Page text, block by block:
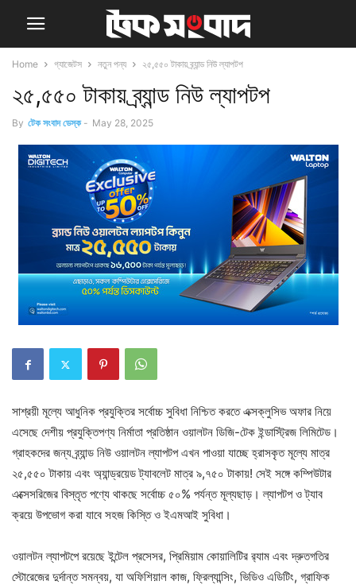
Home গ্যাজেটস নতুন পন্য ২৫,৫৫০ টাকায় ব্র্যান্ড নিউ ল্যাপটপ
২৫,৫৫০ টাকায় ব্র্যান্ড নিউ ল্যাপটপ
By টেক সংবাদ ডেস্ক - May 28, 2025
সাশ্রয়ী মূল্যে আধুনিক প্রযুক্তির সর্বোচ্চ সুবিধা নিশ্চিত করতে এক্সক্লুসিভ অফার নিয়ে
এসেছে দেশীয় প্রযুক্তিপণ্য নির্মাতা প্রতিষ্ঠান ওয়ালটন ডিজি-টেক ইন্ডাস্ট্রিজ লিমিটেড।
গ্রাহকদের জন্য ব্র্যান্ড নিউ ওয়ালটন ল্যাপটপ এখন পাওয়া যাচ্ছে হ্রাসকৃত মূল্যে মাত্র
২৫,৫৫০ টাকায় এবং অ্যান্ড্রয়েড ট্যাবলেট মাত্র ৯,৭৫০ টাকায়! সেই সঙ্গে কম্পিউটার
এক্সেসরিজের বিস্তৃত পণ্যে থাকছে সর্বোচ্চ ৫০% পর্যন্ত মূল্যছাড়। ল্যাপটপ ও ট্যাব
ক্রয়ে উপভোগ করা যাবে সহজ কিস্তি ও ইএমআই সুবিধা।
ওয়ালটন ল্যাপটপে রয়েছে ইন্টেল প্রসেসর, প্রিমিয়াম কোয়ালিটির র‍্যাম এবং দ্রুতগতির
স্টোরেজের দুর্দান্ত সমন্বয়, যা অফিশিয়াল কাজ, ফ্রিল্যান্সিং, ভিডিও এডিটিং, গ্রাফিক